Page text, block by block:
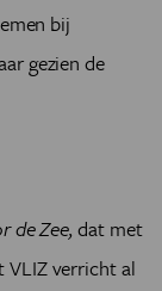
bij
gezien de
de Zee,dat met
verricht al